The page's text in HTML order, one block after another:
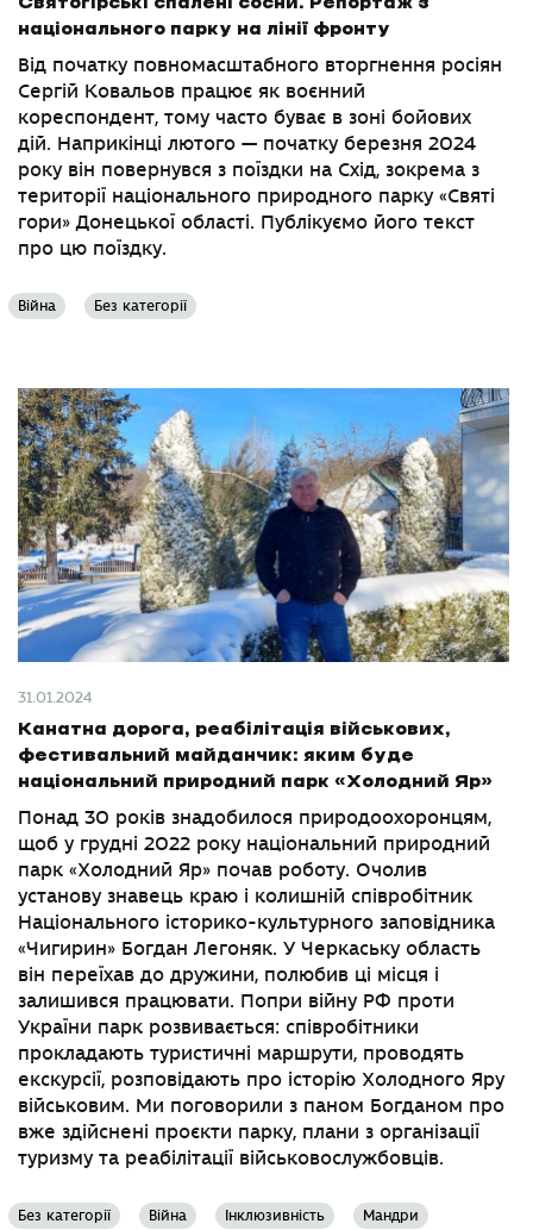
Святогірські спалені сосни. Репортаж з
національного парку на лінії фронту
Від початку повномасштабного вторгнення росіян
Сергій Ковальов працює як воєнний
кореспондент, тому часто буває в зоні бойових
дій. Наприкінці лютого — початку березня 2024
року він повернувся з поїздки на Схід, зокрема з
території національного природного парку «Святі
гори» Донецької області. Публікуємо його текст
про цю поїздку.
Війна Без категорії
31.01.2024
Канатна дорога, реабілітація військових,
фестивальний майданчик: яким буде
національний природний парк «Холодний Яр»
Понад 30 років знадобилося природоохоронцям,
щоб у грудні 2022 року національний природний
парк «Холодний Яр» почав роботу. Очолив
установу знавець краю і колишній співробітник
Національного історико-культурного заповідника
«Чигирин» Богдан Легоняк. У Черкаську область
він переїхав до дружини, полюбив ці місця і
залишився працювати. Попри війну РФ проти
України парк розвивається: співробітники
прокладають туристичні маршрути, проводять
екскурсії, розповідають про історію Холодного Яру
військовим. Ми поговорили з паном Богданом про
вже здійснені проєкти парку, плани з організації
туризму та реабілітації військовослужбовців.
Без категорії Війна Інклюзивність Мандри